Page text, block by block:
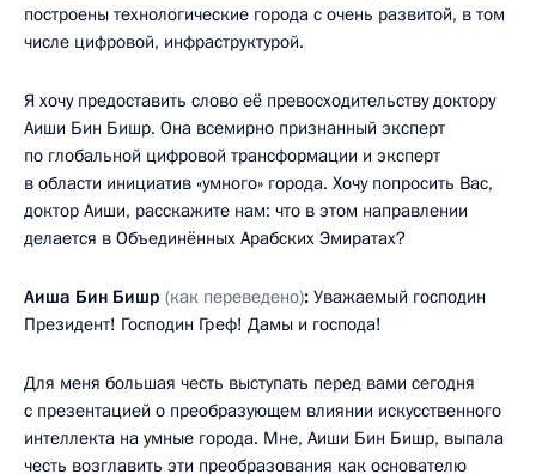
построены технологические города с очень развитой, в том
числе цифровой, инфраструктурой.
Я хочу предоставить слово её превосходительству доктору
Аиши Бин Бишр. Она всемирно признанный эксперт
по глобальной цифровой трансформации и эксперт
в области инициатив «умного» города. Хочу попросить Вас,
доктор Аиши, расскажите нам: что в этом направлении
делается в Объединённых Арабских Эмиратах?
Аиша Бин Бишр (как переведено): Уважаемый господин
Президент! Господин Греф! Дамы и господа!
Для меня большая честь выступать перед вами сегодня
с презентацией о преобразующем влиянии искусственного
интеллекта на умные города. Мне, Аиши Бин Бишр, выпала
честь возглавить эти преобразования как основателю